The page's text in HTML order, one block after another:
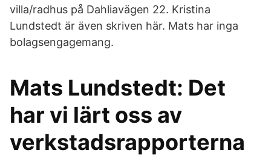
villa/radhus på Dahliavägen 22. Kristina
Lundstedt är även skriven här. Mats har inga
bolagsengagemang.
Mats Lundstedt: Det
har vi lärt oss av
verkstadsrapporterna